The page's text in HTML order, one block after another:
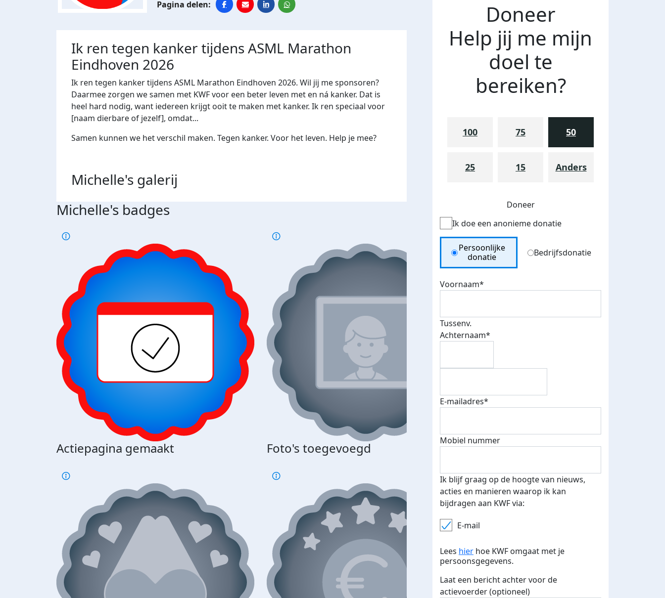
Ik ren tegen kanker tijdens ASML Marathon
Eindhoven 2026
Ik ren tegen kanker tijdens ASML Marathon Eindhoven 2026. Wil jij me sponsoren?
Daarmee zorgen we samen met KWF voor een beter leven met en ná kanker. Dat is
heel hard nodig, want iedereen krijgt ooit te maken met kanker. Ik ren speciaal voor
[naam dierbare of jezelf], omdat...
Samen kunnen we het verschil maken. Tegen kanker. Voor het leven. Help je mee?
Michelle's galerij
Michelle's badges
Actiepagina gemaakt Foto's toegevoegd E-mails verstuurd
Bij 500 euro aan donaties ontvang
je je speciale KWF t-shirt!
Doneer
Help jij me mijn
doel te
bereiken?
100 75 50
25 15 Anders
Doneer
Ik doe een anonieme donatie
Donation Type
Persoonlijke
donatie
Bedrijfsdonatie
Voornaam*
Tussenv.
Achternaam*
E-mailadres*
Mobiel nummer
Ik blijf graag op de hoogte van nieuws,
acties en manieren waarop ik kan
bijdragen aan KWF via:
E-mail
Lees hier hoe KWF omgaat met je
persoonsgegevens.
Laat een bericht achter voor de
actievoerder (optioneel)